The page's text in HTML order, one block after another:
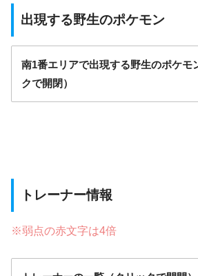
出現する野生のポケモン
南1番エリアで出現する野生のポケモ
クで開閉）
トレーナー情報
※弱点の赤文字は4倍